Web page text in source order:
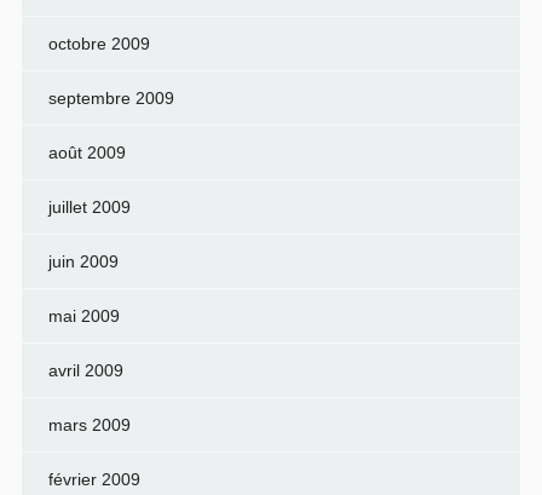
octobre 2009
septembre 2009
août 2009
juillet 2009
juin 2009
mai 2009
avril 2009
mars 2009
février 2009